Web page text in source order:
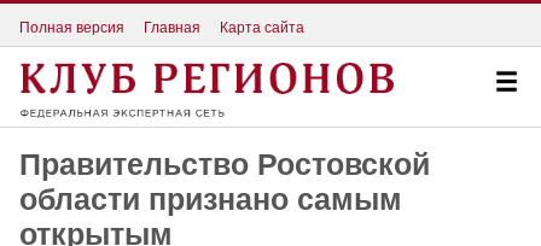
Полная версия Главная Карта сайта
Правительство Ростовской
области признано самым
открытым